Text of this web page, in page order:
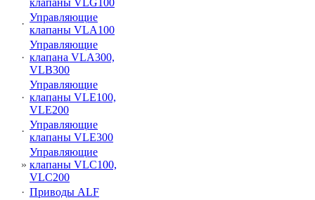
клапаны VLG100
·
Управляющие
клапаны VLA100
·
Управляющие
клапана VLA300,
VLB300
·
Управляющие
клапаны VLE100,
VLE200
·
Управляющие
клапаны VLE300
»
Управляющие
клапаны VLC100,
VLC200
· Приводы ALF